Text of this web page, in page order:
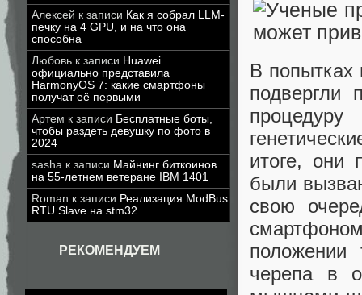
Алексей к записи Как я собрал LLM-
печку на 4 GPU, и на что она
способна
Любовь к записи Huawei
официально представила
HarmonyOS 7: какие смартфоны
получат её первыми
Артем к записи Бесплатные боты,
чтобы раздеть девушку по фото в
2024
sasha к записи Майнинг биткоинов
на 55-летнем ветеране IBM 1401
Roman к записи Реализация ModBus
RTU Slave на stm32
РЕКОМЕНДУЕМ
В попытках
подвергли
итоге, они
были
свою
черепа в